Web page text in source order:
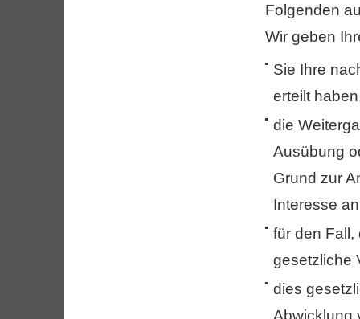
Folgenden
Wir geben
Sie Ihre
erteilt
die
Ausübung
Grund zur
Interesse
für den Fall,
gesetzliche
dies
Abwicklung